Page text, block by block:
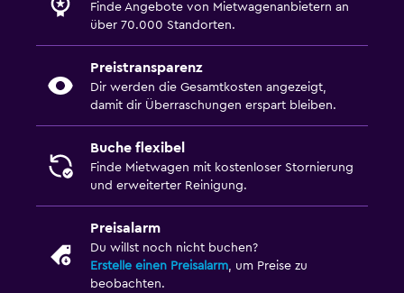
Finde Angebote von Mietwagenanbietern an
über 70.000 Standorten.
Preistransparenz
Dir werden die Gesamtkosten angezeigt,
damit dir Überraschungen erspart bleiben.
Buche flexibel
Finde Mietwagen mit kostenloser Stornierung
und erweiterter Reinigung.
Preisalarm
Du willst noch nicht buchen?
Erstelle einen Preisalarm, um Preise zu
beobachten.